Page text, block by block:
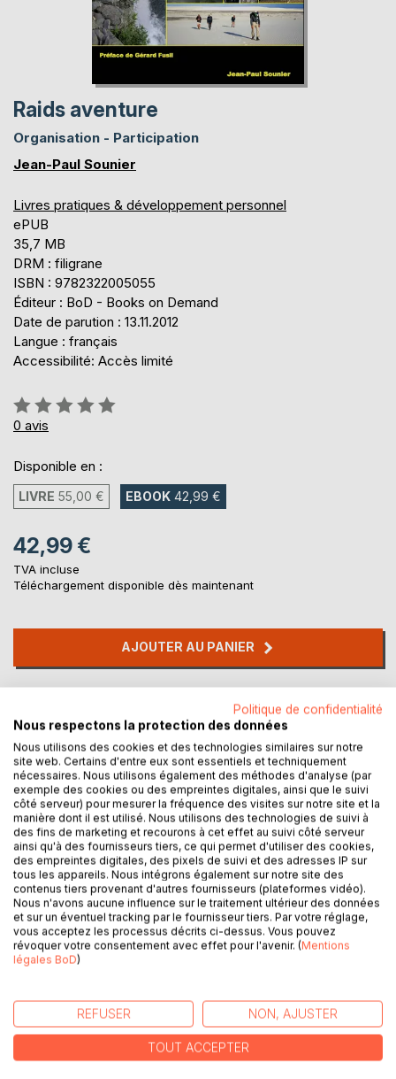
Raids aventure
Organisation - Participation
Jean-Paul Sounier
Livres pratiques & développement personnel
ePUB
35,7 MB
DRM : filigrane
ISBN : 9782322005055
Éditeur : BoD - Books on Demand
Date de parution : 13.11.2012
Langue : français
Accessibilité: Accès limité
Évaluation:
0%
0 avis
Disponible en :
LIVRE 55,00 € EBOOK 42,99 €
42,99 €
TVA incluse
Téléchargement disponible dès maintenant
AJOUTER AU PANIER
Laisser un avis
DESCRIPTION
Ce livre s'adresse à tous ceux qui veulent tenter l'aventure.
La première partie de l'ouvrage traite de l'organisation d'un
raid depuis la naissance du projet jusqu'à la réalisation ; la
seconde fournit toutes les informations nécessaires aux
l'organisateur et de l'autre les concurrents. En effet, en
lisant la partie "organisation", le futur raider comprend
mieux le fonctionnement d'une telle course en milieu
naturel alors que l'organisateur, en parcourant la partie
Politique de confidentialité
Nous respectons la protection des données
Nous utilisons des cookies et des technologies similaires sur notre
site web. Certains d'entre eux sont essentiels et techniquement
nécessaires. Nous utilisons également des méthodes d'analyse (par
exemple des cookies ou des empreintes digitales, ainsi que le suivi
côté serveur) pour mesurer la fréquence des visites sur notre site et la
manière dont il est utilisé. Nous utilisons des technologies de suivi à
des fins de marketing et recourons à cet effet au suivi côté serveur
ainsi qu'à des fournisseurs tiers, ce qui permet d'utiliser des cookies,
des empreintes digitales, des pixels de suivi et des adresses IP sur
tous les appareils. Nous intégrons également sur notre site des
contenus tiers provenant d'autres fournisseurs (plateformes vidéo).
Nous n'avons aucune influence sur le traitement ultérieur des données
et sur un éventuel tracking par le fournisseur tiers. Par votre réglage,
vous acceptez les processus décrits ci-dessus. Vous pouvez
révoquer votre consentement avec effet pour l'avenir. (Mentions
légales BoD)
REFUSER NON, AJUSTER
TOUT ACCEPTER